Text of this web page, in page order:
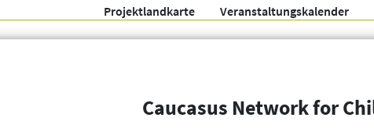
Projektlandkarte Veranstaltungskalender
Caucasus Network for